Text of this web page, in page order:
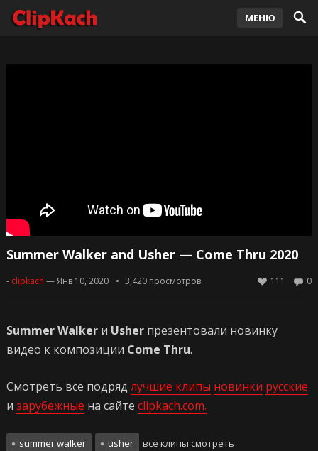
МЕНЮ
Summer Walker and Usher — Come Thru 2020
- clipkach — Янв 10, 2020 3,420просмотров 0
111
Summer Walkerи Usherпрезентовали новинку
видео к композиции Come Thru.
Смотреть все подряд лучшие клипы новинки русские
и зарубежные на сайте clipkach.com.
summer walker usher все клипы смотреть